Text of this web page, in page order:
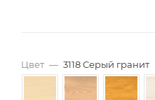
Цвет — 3118 Серый гранит